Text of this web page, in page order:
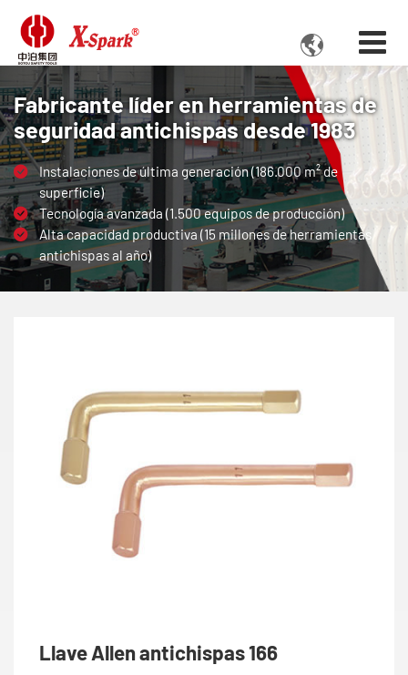

Fabricante líder en herramientas de
seguridad antichispas desde 1983
Instalaciones de última generación (186.000 m² de
superficie)
Tecnología avanzada (1.500 equipos de producción)
Alta capacidad productiva (15 millones de herramientas
antichispas al año)
Llave Allen antichispas 166